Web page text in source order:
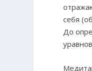
себя
До